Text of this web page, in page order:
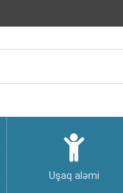
Uşaq aləmi